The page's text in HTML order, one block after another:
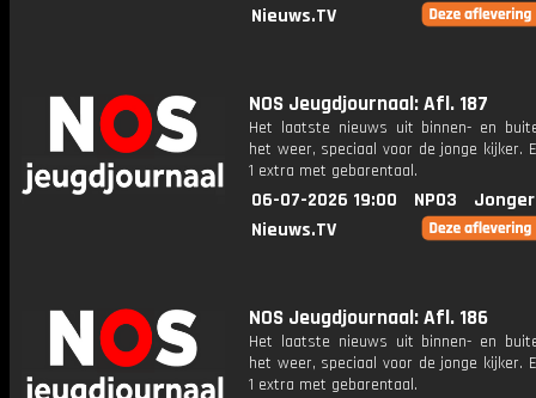
Nieuws.TV
NOS Jeugdjournaal: Afl. 187
Het laatste nieuws uit binnen- en
het weer, speciaal voor de jonge kijker.
1 extra met gebarentaal.
06-07-2026 19:00 NPO3
Nieuws.TV
NOS Jeugdjournaal: Afl. 186
Het laatste nieuws uit binnen- en
het weer, speciaal voor de jonge kijker.
1 extra met gebarentaal.